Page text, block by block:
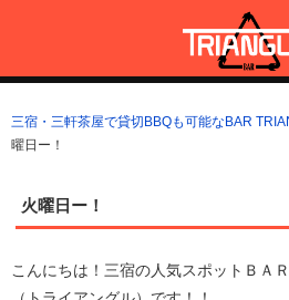
ン
へ
ス
三宿・三軒茶屋で貸切BBQも可能な
三宿・三軒茶屋A5ランクの貸切BBQも
トライアングル)
三宿・三軒茶屋で貸切BBQも可能なBAR
曜日ー！
火曜日ー！
こんにちは！三宿の人気スポットＢＡ